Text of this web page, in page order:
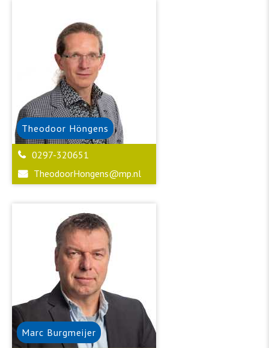
Theodoor Höngens
0297-320651
TheodoorHongens@mp.nl
Marc Burgmeijer